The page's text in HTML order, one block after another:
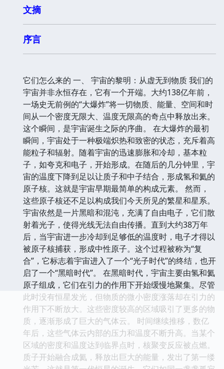
文摘
序言
它们怎么来的 一、 宇宙的黎明：从虚无到物质 我们的
宇宙并非永恒存在，它有一个开端。大约138亿年前，
一场史无前例的“大爆炸”将一切物质、能量、空间和时
间从一个密度无限大、温度无限高的奇点中释放出来。
这个瞬间，是宇宙诞生之际的序曲。 在大爆炸的最初
瞬间，宇宙处于一种极端炽热和致密的状态，充斥着高
能粒子和辐射。随着宇宙的迅速膨胀和冷却，基本粒
子，如夸克和电子，开始形成。在随后的几分钟里，宇
宙的温度下降到足以让质子和中子结合，形成氢和氦的
原子核。这就是宇宙早期最简单的构成元素。 然而，
这些原子核还不足以构成我们今天所见的繁星和星系。
宇宙依然是一片黑暗和混沌，充满了自由电子，它们散
射着光子，使得光线无法自由传播。直到大约38万年
后，当宇宙进一步冷却到足够低的温度时，电子才得以
被原子核捕获，形成中性原子。这个过程被称为“复
合”，它标志着宇宙进入了一个“光子时代”的终结，也开
启了一个“黑暗时代”。 在黑暗时代，宇宙主要由氢和氦
原子组成，它们在引力的作用下开始缓慢地聚集。尽管
此时没有恒星发光，但物质的微小密度涨落却在引力的
作用下不断放大。这些密度较高的区域吸引了更多的物
质，逐渐形成了巨大的气体云。 时间继续推移，数亿
年后，这些气体云内部的压力和温度不断升高。当某个
区域的密度和温度达到临界点时，核聚变反应被点燃。
质子开始融合成氦，释放出巨大的能量，发出了第一缕